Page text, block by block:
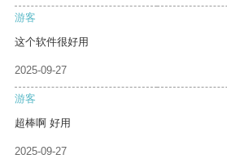
游客
这个软件很好用
2025-09-27
游客
超棒啊 好用
2025-09-27